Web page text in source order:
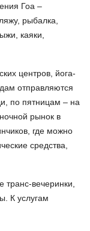
Гоа –
рыбалка,
каяки,
центров, йога-
отправляются
по пятницам – на
рынок в
где можно
средства,
вечеринки,
К услугам